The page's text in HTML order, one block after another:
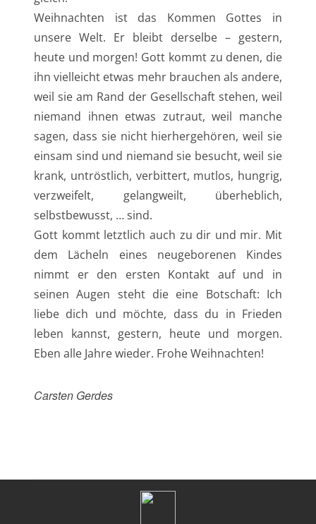
Weihnachten ist das Kommen Gottes in
unsere Welt. Er bleibt derselbe – gestern,
heute und morgen! Gott kommt zu denen, die
ihn vielleicht etwas mehr brauchen als andere,
weil sie am Rand der Gesellschaft stehen, weil
niemand ihnen etwas zutraut, weil manche
sagen, dass sie nicht hierhergehören, weil sie
einsam sind und niemand sie besucht, weil sie
krank, untröstlich, verbittert, mutlos, hungrig,
verzweifelt, gelangweilt, überheblich,
selbstbewusst, … sind.
Gott kommt letztlich auch zu dir und mir. Mit
dem Lächeln eines neugeborenen Kindes
nimmt er den ersten Kontakt auf und in
seinen Augen steht die eine Botschaft: Ich
liebe dich und möchte, dass du in Frieden
leben kannst, gestern, heute und morgen.
Eben alle Jahre wieder. Frohe Weihnachten!
Carsten Gerdes